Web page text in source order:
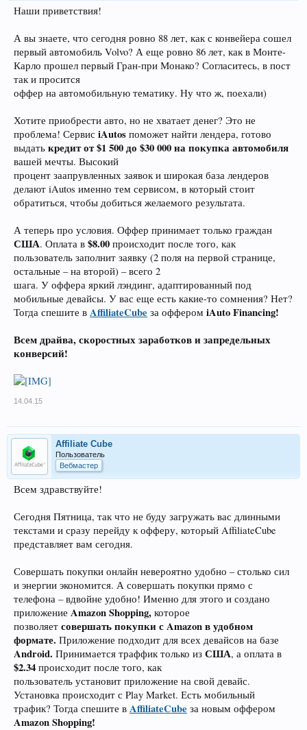
Наши приветствия!
А вы знаете, что сегодня ровно 88 лет, как с конвейера сошел
первый автомобиль Volvo? А еще ровно 86 лет, как в Монте-
Карло прошел первый Гран-при Монако? Согласитесь, в пост
так и просится
оффер на автомобильную тематику. Ну что ж, поехали)
Хотите приобрести авто, но не хватает денег? Это не
проблема! Сервис iAutos поможет найти лендера, готово
выдать кредит от $1 500 до $30 000 на покупка автомобиля
вашей мечты. Высокий
процент заапрувленных заявок и широкая база лендеров
делают iAutos именно тем сервисом, в который стоит
обратиться, чтобы добиться желаемого результата.
А теперь про условия. Оффер принимает только граждан
США. Оплата в $8.00 происходит после того, как
пользователь заполнит заявку (2 поля на первой странице,
остальные – на второй) – всего 2
шага. У оффера яркий лэндинг, адаптированный под
мобильные девайсы. У вас еще есть какие-то сомнения? Нет?
Тогда спешите в AffiliateCube за оффером iAuto Financing!
Всем драйва, скоростных заработков и запредельных
конверсий!
14.04.15
Affiliate Cube
Пользователь
Вебмастер
Всем здравствуйте!
Сегодня Пятница, так что не буду загружать вас длинными
текстами и сразу перейду к офферу, который AffiliateCube
представляет вам сегодня.
Совершать покупки онлайн невероятно удобно – столько сил
и энергии экономится. А совершать покупки прямо с
телефона – вдвойне удобно! Именно для этого и создано
приложение Amazon Shopping, которое
позволяет совершать покупки с Amazon в удобном
формате. Приложение подходит для всех девайсов на базе
Android. Принимается траффик только из США, а оплата в
$2.34 происходит после того, как
пользователь установит приложение на свой девайс.
Установка происходит с Play Market. Есть мобильный
трафик? Тогда спешите в AffiliateCube за новым оффером
Amazon Shopping!